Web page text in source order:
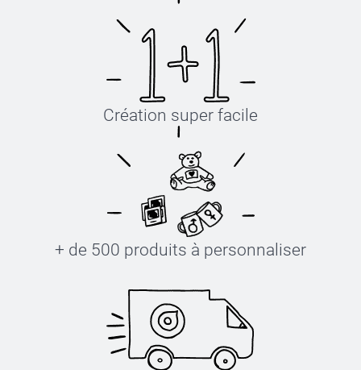
Création super facile
+ de 500 produits à personnaliser